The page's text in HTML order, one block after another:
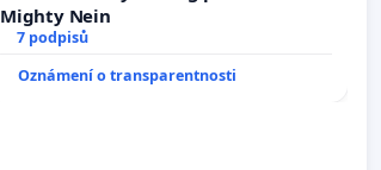
Mighty Nein
7 podpisů
Oznámení o transparentnosti